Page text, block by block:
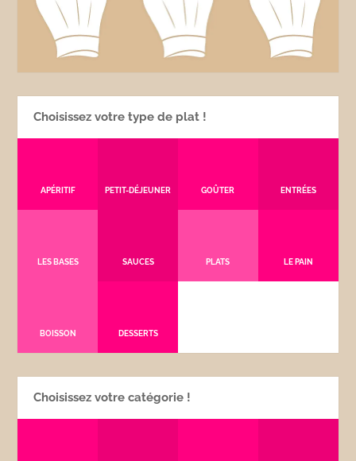
Choisissez votre type de plat !
APÉRITIF PETIT-DÉJEUNER GOÛTER ENTRÉES
LES BASES SAUCES PLATS LE PAIN
BOISSON DESSERTS
Choisissez votre catégorie !